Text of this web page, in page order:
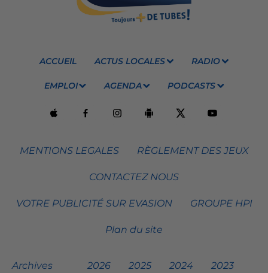
ACCUEIL ACTUS LOCALES RADIO
EMPLOI AGENDA PODCASTS
MENTIONS LEGALES RÈGLEMENT DES JEUX
CONTACTEZ NOUS
VOTRE PUBLICITÉ SUR EVASION GROUPE HPI
Plan du site
Archives 2026 2025 2024 2023